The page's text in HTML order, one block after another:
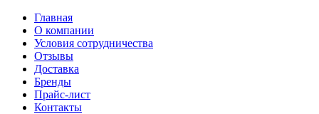
Главная
О компании
Условия сотрудничества
Отзывы
Доставка
Бренды
Прайс-лист
Контакты